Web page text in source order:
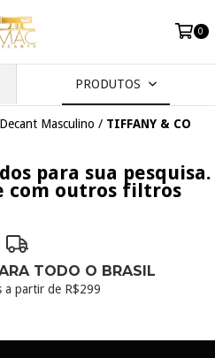
0
PRODUTOS
Decant Masculino / TIFFANY & CO
para sua pesquisa.
com outros filtros
TODO O BRASIL
a partir de R$299